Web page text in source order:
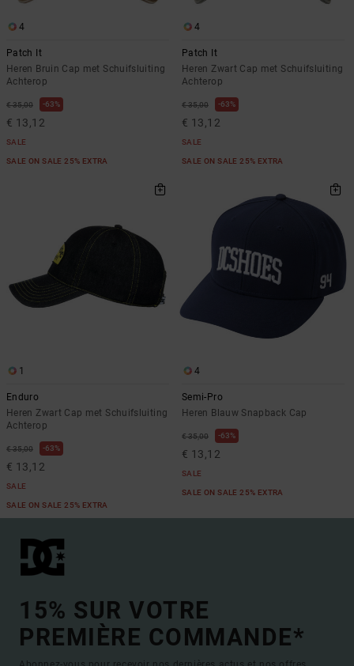
4
Patch It
Heren Bruin Cap met Schuifsluiting
Achterop
€ 35,00 63%
€ 13,12
SALE
SALE ON SALE 25% EXTRA
4
Patch It
Heren Zwart Cap met Schuifsluiting
Achterop
€ 35,00 63%
€ 13,12
SALE
SALE ON SALE 25% EXTRA
1
Enduro
Heren Zwart Cap met Schuifsluiting
Achterop
€ 35,00 63%
€ 13,12
SALE
SALE ON SALE 25% EXTRA
4
Semi-Pro
Heren Blauw Snapback Cap
€ 35,00 63%
€ 13,12
SALE
SALE ON SALE 25% EXTRA
15% SUR VOTRE
PREMIÈRE COMMANDE*